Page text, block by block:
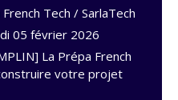
French Tech / SarlaTech
05 février 2026
La Prépa French
votre projet